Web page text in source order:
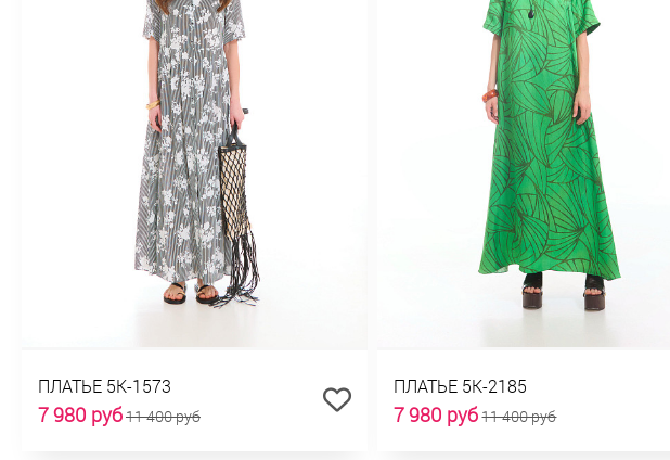
ПЛАТЬЕ 5К-1573
7 980 руб11 400 руб
ПЛАТЬЕ 5К-2185
7 980 руб11 400 руб